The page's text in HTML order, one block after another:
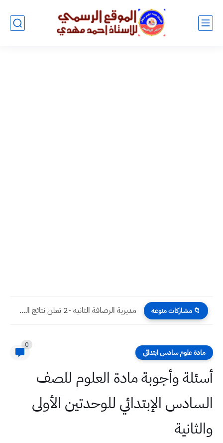
📁 مشاركات منوعه مديرية الرصافة الثانيه -2 تعلن نتائج السادس الاعدادي بفرعية 2023...
مادة علوم سادس ابتدائي
0
أسئلة وأجوبة مادة العلوم للصف
السادس الإبتدائي للوحدتين الأولى
والثانية